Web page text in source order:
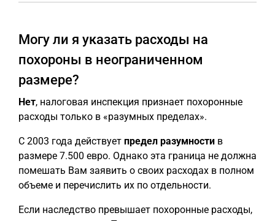
Могу ли я указать расходы на
похороны в неограниченном
размере?
Нет, налоговая инспекция признает похоронные
расходы только в «разумных пределах».
С 2003 года действует предел разумности в
размере 7.500 евро. Однако эта граница не должна
помешать Вам заявить о своих расходах в полном
объеме и перечислить их по отдельности.
Если наследство превышает похоронные расходы,